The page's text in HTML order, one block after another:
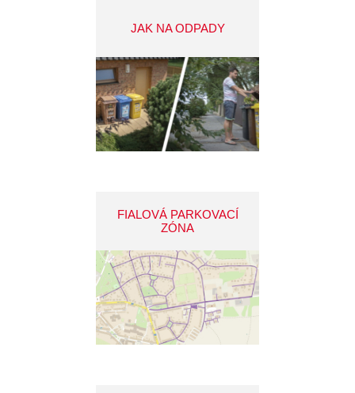
JAK NA ODPADY
FIALOVÁ PARKOVACÍ
ZÓNA